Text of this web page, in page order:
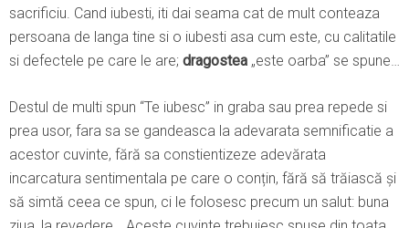
sacrificiu. Cand iubesti, iti dai seama cat de mult conteaza
persoana de langa tine si o iubesti asa cum este, cu calitatile
si defectele pe care le are; dragostea „este oarba” se spune…
Destul de multi spun “Te iubesc” in graba sau prea repede si
prea usor, fara sa se gandeasca la adevarata semnificatie a
acestor cuvinte, fără sa constientizeze adevărata
incarcatura sentimentala pe care o conțin, fără să trăiască și
să simtă ceea ce spun, ci le folosesc precum un salut: buna